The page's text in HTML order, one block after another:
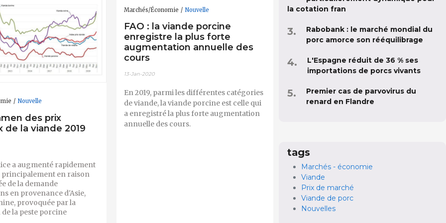
Nouvelle
des prix
de la viande 2019
a augmenté rapidement
principalement en raison
de la demande
en provenance d'Asie,
provoquée par la
la peste porcine
Marchés/Économie Nouvelle
FAO : la viande porcine
enregistre la plus forte
augmentation annuelle des
cours
13-Jan-2020
En 2019, parmi les différentes catégories
de viande, la viande porcine est celle qui
a enregistré la plus forte augmentation
annuelle des cours.
la cotation fran
Rabobank : le marché mondial du
porc amorce son rééquilibrage
L'Espagne réduit de 36 % ses
importations de porcs vivants
Premier cas de parvovirus du
renard en Flandre
tags
Marchés - économie
Viande
Prix de marché
Viande de porc
Nouvelles